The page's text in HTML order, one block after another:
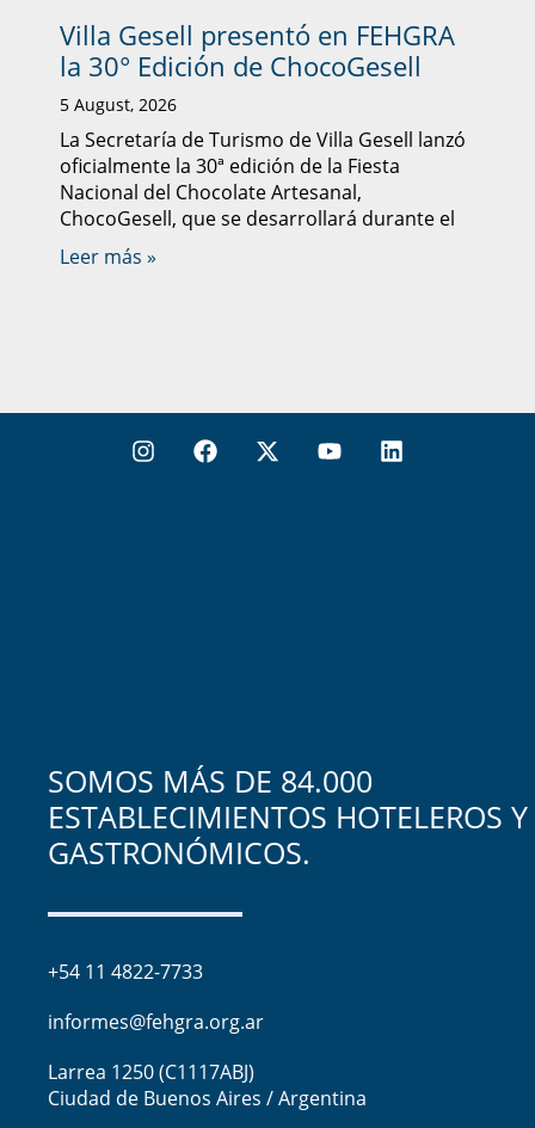
Villa Gesell presentó en FEHGRA
la 30° Edición de ChocoGesell
5 August, 2026
La Secretaría de Turismo de Villa Gesell lanzó
oficialmente la 30ª edición de la Fiesta
Nacional del Chocolate Artesanal,
ChocoGesell, que se desarrollará durante el
Leer más »
SOMOS MÁS DE 84.000
ESTABLECIMIENTOS HOTELEROS Y
GASTRONÓMICOS.
+54 11 4822-7733
informes@fehgra.org.ar
Larrea 1250 (C1117ABJ)
Ciudad de Buenos Aires / Argentina